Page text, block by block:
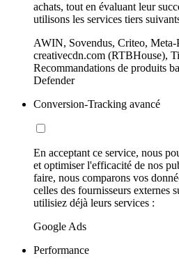
achats, tout en évaluant leur
utilisons les services tiers
AWIN, Sovendus, Criteo,
creativecdn.com (RTBHouse),
Recommandations de produits
Defender
Conversion-Tracking avancé
En acceptant ce service, nous
et optimiser l'efficacité de nos
faire, nous comparons vos
celles des fournisseurs externes
utilisiez déjà leurs services :
Google Ads
Performance